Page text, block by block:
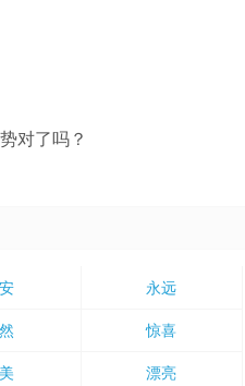
对了吗？
永远
惊喜
漂亮